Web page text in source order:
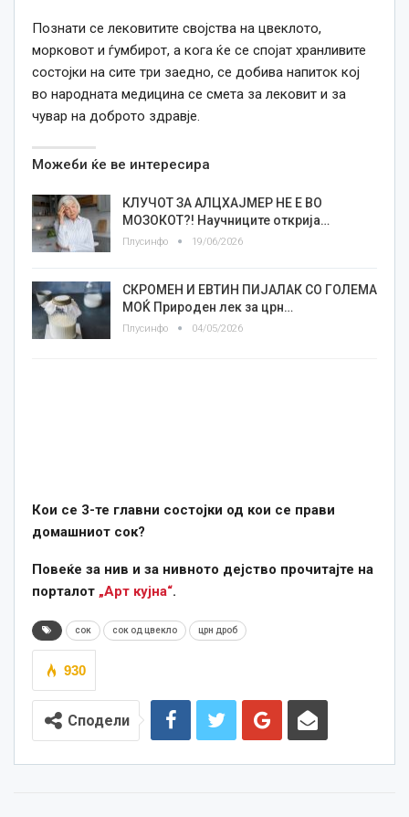
Познати се лековитите својства на цвеклото,
морковот и ѓумбирот, а кога ќе се спојат хранливите
состојки на сите три заедно, се добива напиток кој
во народната медицина се смета за лековит и за
чувар на доброто здравје.
Можеби ќе ве интересира
КЛУЧОТ ЗА АЛЦХАЈМЕР НЕ Е ВО
МОЗОКОТ?! Научниците открија…
Плусинфо 19/06/2026
СКРОМЕН И ЕВТИН ПИЈАЛАК СО ГОЛЕМА
МОЌ Природен лек за црн…
Плусинфо 04/05/2026
Кои се 3-те главни состојки од кои се прави
домашниот сок?
Повеќе за нив и за нивното дејство прочитајте на
порталот „Арт кујна“.
сок сок од цвекло црн дроб
930
Сподели